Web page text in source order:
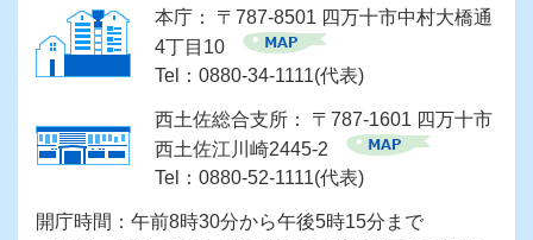
本庁： 〒787-8501 四万十市中村大橋通
4丁目10
Tel：0880-34-1111(代表)
西土佐総合支所： 〒787-1601 四万十市
西土佐江川崎2445-2
Tel：0880-52-1111(代表)
開庁時間：午前8時30分から午後5時15分まで